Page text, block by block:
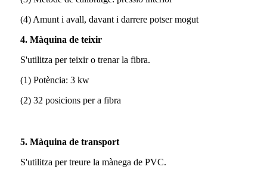
(4) Amunt i avall, davant i darrere potser mogut
4. Màquina de teixir
S'utilitza per teixir o trenar la fibra.
(1) Potència: 3 kw
(2) 32 posicions per a fibra
5. Màquina de transport
S'utilitza per treure la mànega de PVC.